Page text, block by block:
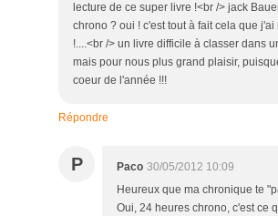
lecture de ce super livre !<br /> jack
chrono ? oui ! c'est tout à fait cela que
!....<br /> un livre difficile à classer dans
mais pour nous plus grand plaisir,
coeur de l'année !!!
Répondre
P Paco 30/05/2012 10:09
Heureux que ma chronique te
Oui, 24 heures chrono, c'est ce